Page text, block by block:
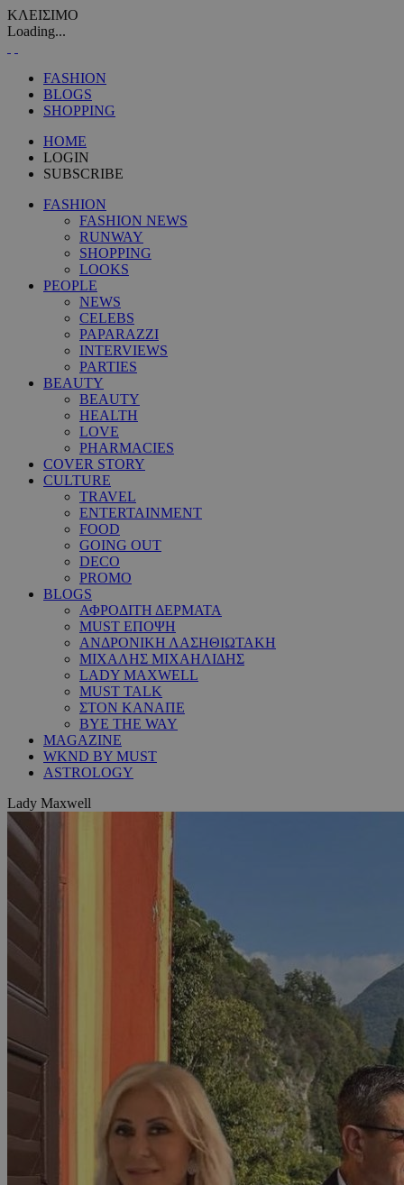
ΚΛΕΙΣΙΜΟ
Loading...
FASHION
BLOGS
SHOPPING
HOME
LOGIN
SUBSCRIBE
FASHION
FASHION NEWS
RUNWAY
SHOPPING
LOOKS
PEOPLE
NEWS
CELEBS
PAPARAZZI
INTERVIEWS
PARTIES
BEAUTY
BEAUTY
HEALTH
LOVE
PHARMACIES
COVER STORY
CULTURE
TRAVEL
ENTERTAINMENT
FOOD
GOING OUT
DECO
PROMO
BLOGS
ΑΦΡΟΔΙΤΗ ΔΕΡΜΑΤΑ
MUST ΕΠΟΨΗ
ΑΝΔΡΟΝΙΚΗ ΛΑΣΗΘΙΩΤΑΚΗ
ΜΙΧΑΛΗΣ ΜΙΧΑΗΛΙΔΗΣ
LADY MAXWELL
MUST TALK
ΣΤΟΝ ΚΑΝΑΠΕ
BYE THE WAY
MAGAZINE
WKND BY MUST
ASTROLOGY
Lady Maxwell